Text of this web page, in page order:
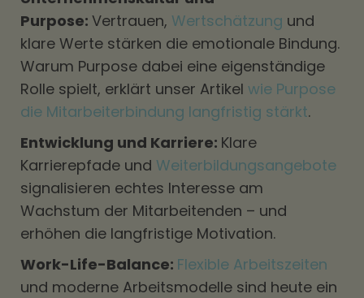
Purpose: Vertrauen, Wertschätzung und
klare Werte stärken die emotionale Bindung.
Warum Purpose dabei eine eigenständige
Rolle spielt, erklärt unser Artikel wie Purpose
die Mitarbeiterbindung langfristig stärkt.
Entwicklung und Karriere: Klare
Karrierepfade und Weiterbildungsangebote
signalisieren echtes Interesse am
Wachstum der Mitarbeitenden – und
erhöhen die langfristige Motivation.
Work-Life-Balance: Flexible Arbeitszeiten
und moderne Arbeitsmodelle sind heute ein